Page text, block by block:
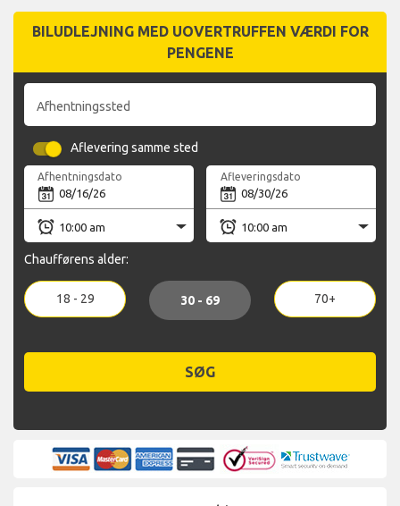
BILUDLEJNING MED UOVERTRUFFEN VÆRDI FOR
PENGENE
Afhentningssted
Aflevering samme sted
Afhentningsdato Afleveringsdato
Chaufførens alder:
18 - 29 30 - 69 70+
SØG